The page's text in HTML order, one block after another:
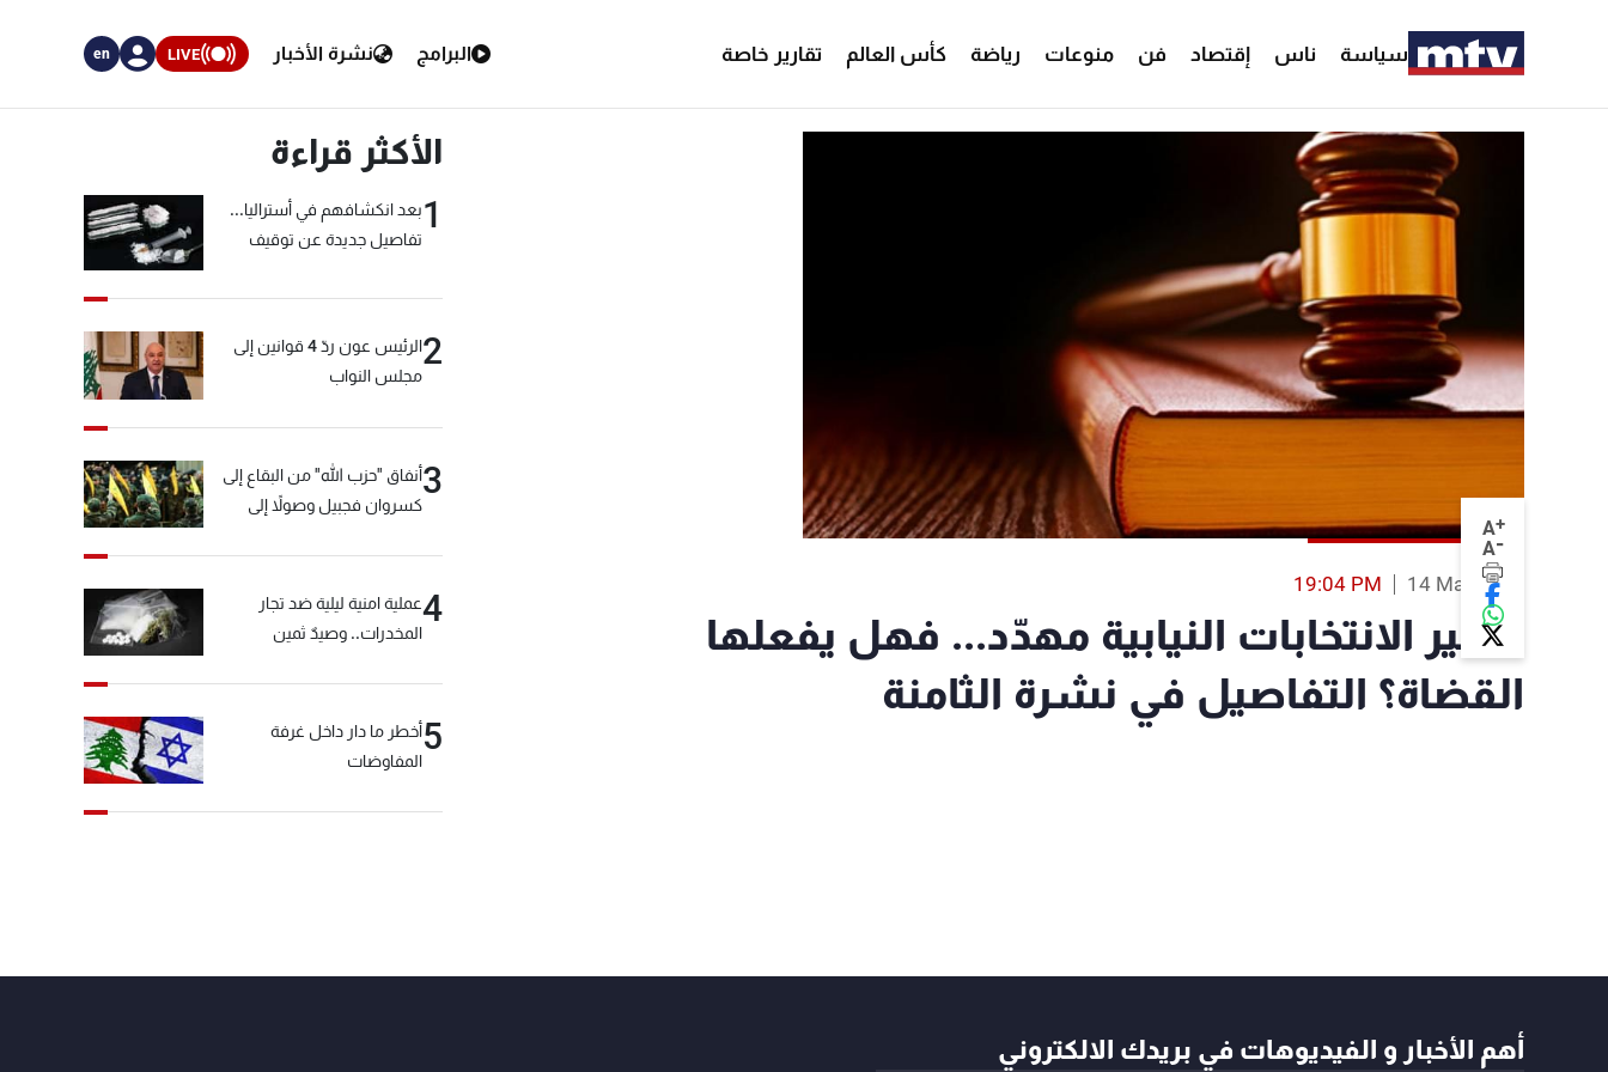
سياسة ناس إقتصاد فن منوعات رياضة كأس العالم تقارير خاصة البرامج نشرة الأخبار LIVE
en
A+
A-
14 Mar 2018
19:04 PM
مصير الانتخابات النيابية مهدّد... فهل يفعلها
القضاة؟ التفاصيل في نشرة الثامنة
الأكثر قراءة
1بعد انكشافهم في أستراليا...
تفاصيل جديدة عن توقيف
2
الرئيس عون ردّ 4 قوانين إلى
مجلس النواب
3أنفاق "حزب الله" من البقاع إلى
كسروان فجبيل وصولاً إلى
4عملية امنية ليلية ضد تجار
المخدرات.. وصيدٌ ثمين
5أخطر ما دار داخل غرفة
المفاوضات
أهم الأخبار و الفيديوهات في بريدك الالكتروني